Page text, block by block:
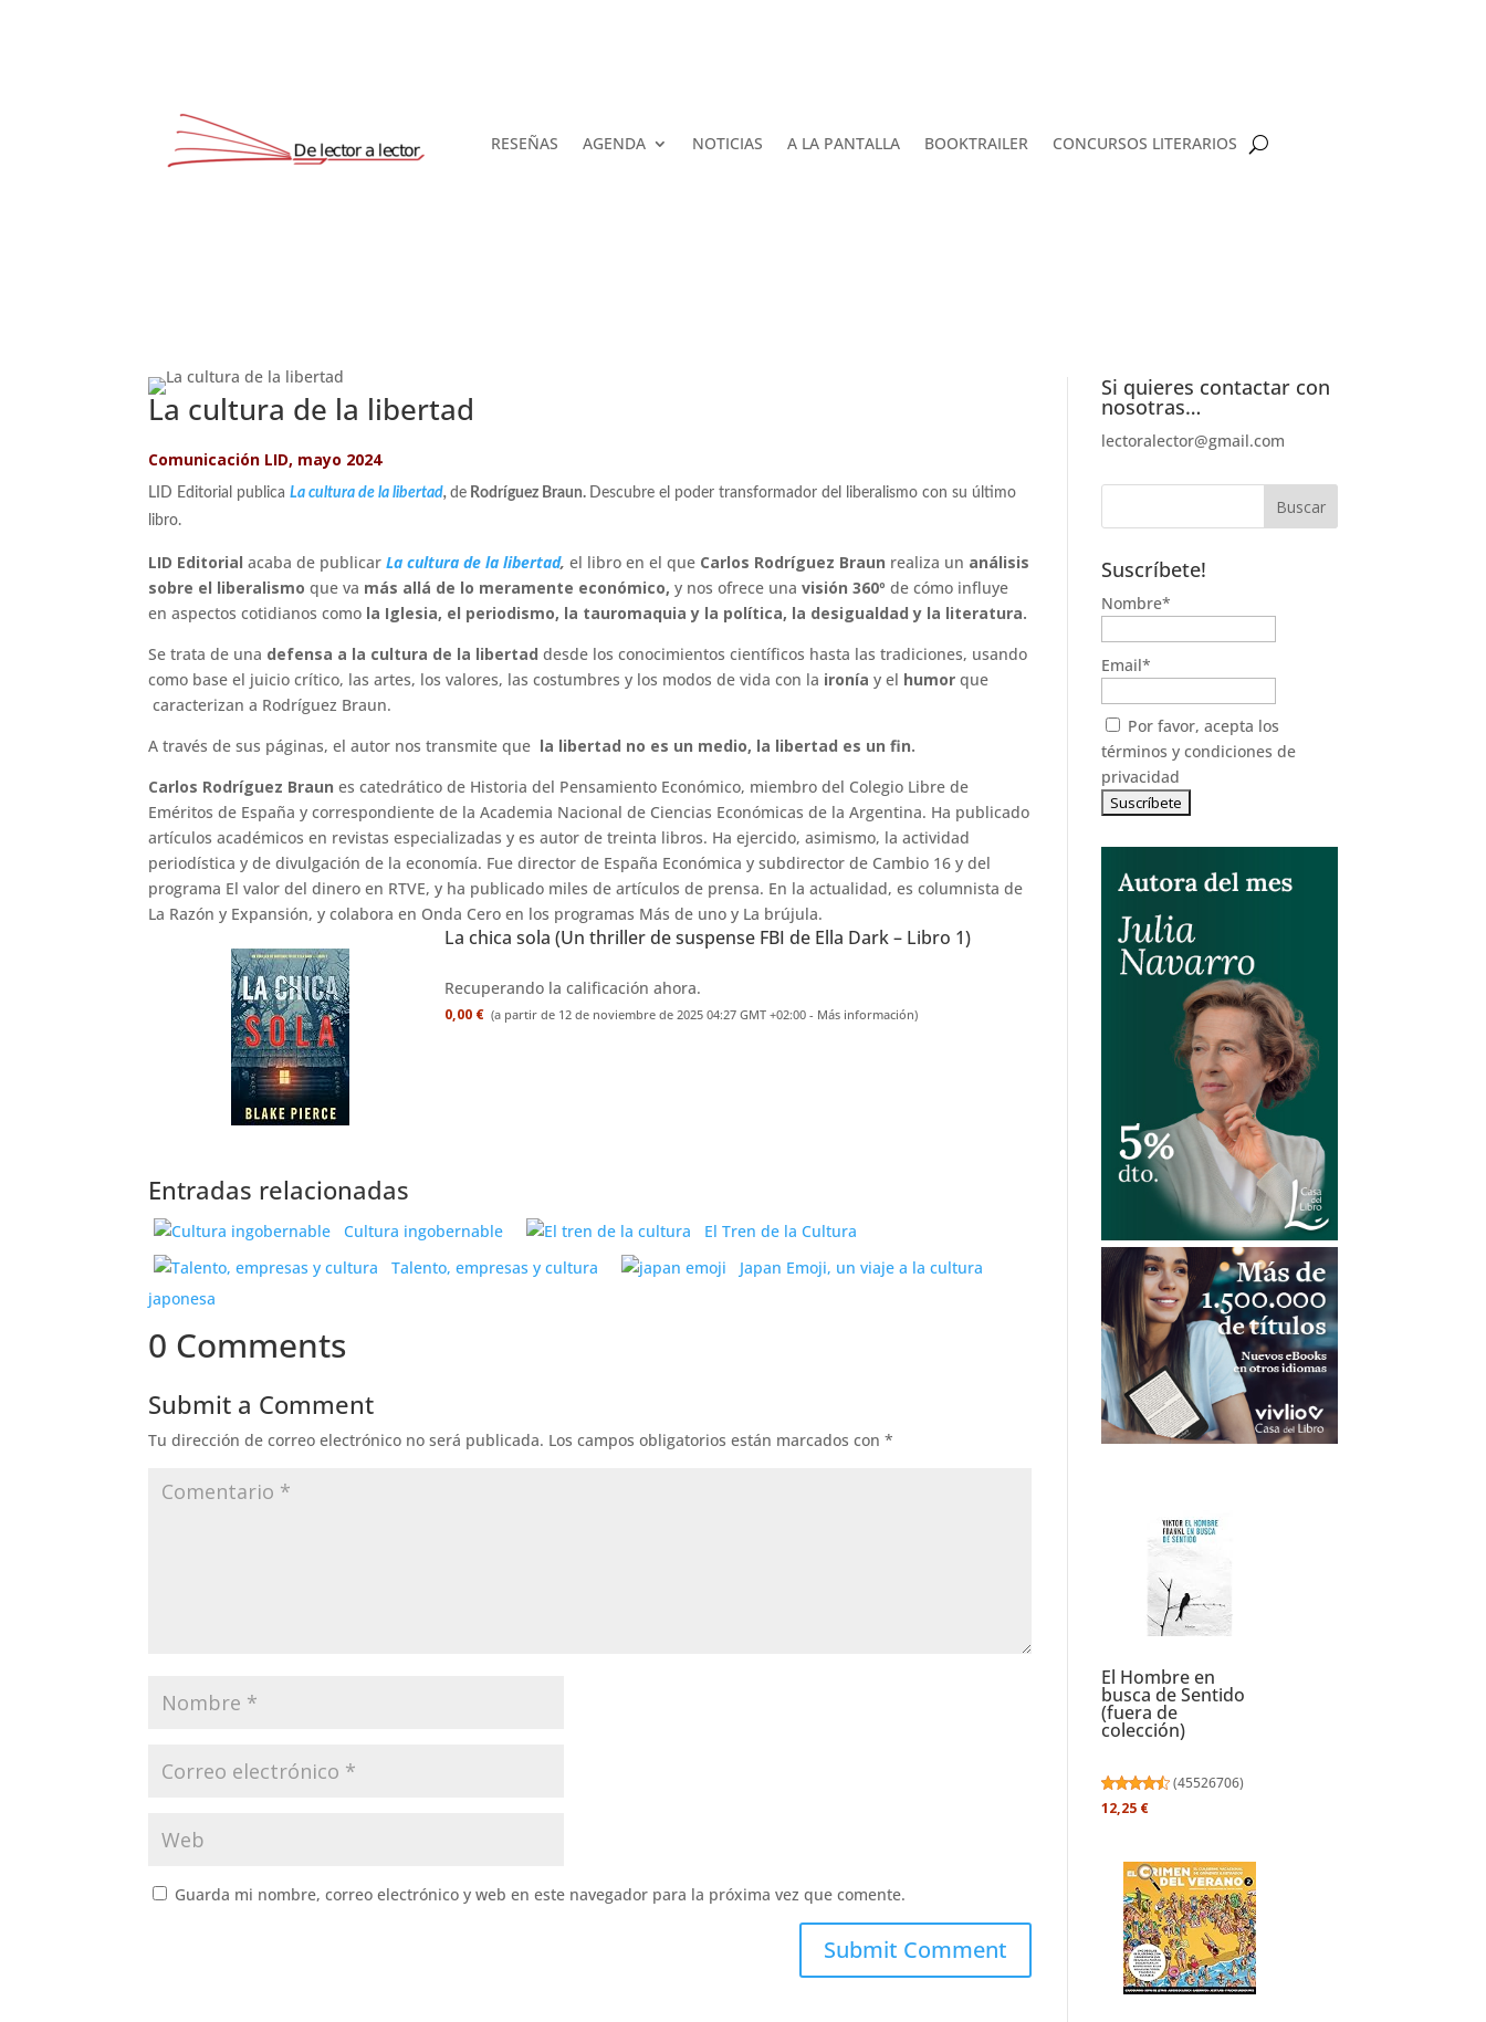
RESEÑAS AGENDA NOTICIAS A LA PANTALLA BOOKTRAILER CONCURSOS LITERARIOS
La cultura de la libertad
Comunicación LID, mayo 2024
LID Editorial publicaLa cultura de la libertad,de Rodríguez Braun. Descubre el poder transformador del liberalismo con su último
libro.
LID Editorialacaba de publicarLa cultura de la libertad, el libro en el que Carlos Rodríguez Braun realiza un análisis
sobre el liberalismoque va más allá de lo meramente económico, y nos ofrece unavisión 360º de cómo influye
en aspectos cotidianos como la Iglesia, el periodismo, la tauromaquia y la política, la desigualdad y la literatura.
Se trata de una defensa a la cultura de la libertad desde los conocimientos científicos hasta las tradiciones, usando
como base el juicio crítico, las artes, los valores, las costumbres y los modos de vida con la ironía y el humor que
caracterizan a Rodríguez Braun.
A través de sus páginas, el autor nos transmite que la libertad no es un medio, la libertad es un fin.
Carlos Rodríguez Braun es catedrático de Historia del Pensamiento Económico, miembro del Colegio Libre de
Eméritos de España y correspondiente de la Academia Nacional de Ciencias Económicas de la Argentina. Ha publicado
artículos académicos en revistas especializadas y es autor de treinta libros. Ha ejercido, asimismo, la actividad
periodística y de divulgación de la economía. Fue director de España Económica y subdirector de Cambio 16 y del
programa El valor del dinero en RTVE, y ha publicado miles de artículos de prensa. En la actualidad, es columnista de
La Razón y Expansión, y colabora en Onda Cero en los programas Más de uno y La brújula.
La chica sola (Un thriller de suspense FBI de Ella Dark – Libro 1)
Recuperando la calificación ahora.
0,00 € (a partir de 12 de noviembre de 2025 04:27 GMT +02:00 - Más información)
Entradas relacionadas
Cultura ingobernable
El Tren de la Cultura
Talento, empresas y cultura
Japan Emoji, un viaje a la cultura
japonesa
0 Comments
Submit a Comment
Tu dirección de correo electrónico no será publicada. Los campos obligatorios están marcados con*
Guarda mi nombre, correo electrónico y web en este navegador para la próxima vez que comente.
Submit Comment
Si quieres contactar con
nosotras…
lectoralector@gmail.com
Suscríbete!
Nombre*
Email*
Por favor, acepta los
términos y condiciones de
privacidad
El Hombre en
busca de Sentido
(fuera de
colección)
(45526706)
12,25 €